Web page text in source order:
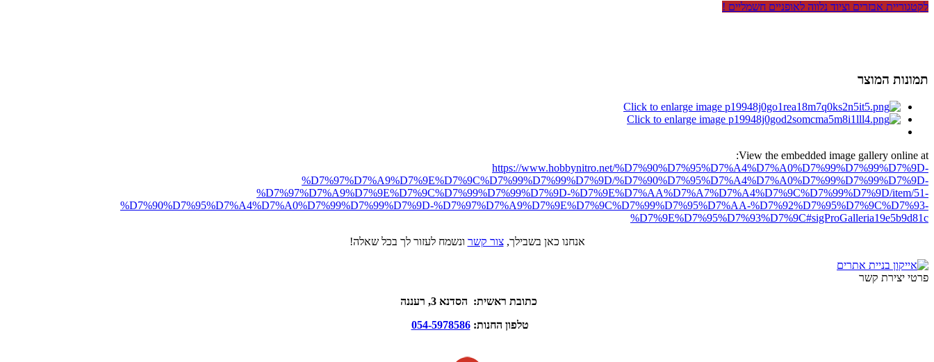
לקטגוריית אבזרים וציוד נלווה לאופניים חשמליים !
תמונות המוצר
View the embedded image gallery online at:
https://www.hobbynitro.net/%D7%90%D7%95%D7%A4%D7%A0%D7%99%D7%99%D7%9D-
%D7%97%D7%A9%D7%9E%D7%9C%D7%99%D7%99%D7%9D/%D7%90%D7%95%D7%A4%D7%A0%D7%99%D7%99%D7%9D-
%D7%97%D7%A9%D7%9E%D7%9C%D7%99%D7%99%D7%9D-%D7%9E%D7%AA%D7%A7%D7%A4%D7%9C%D7%99%D7%9D/item/51-
%D7%90%D7%95%D7%A4%D7%A0%D7%99%D7%99%D7%9D-%D7%97%D7%A9%D7%9E%D7%9C%D7%99%D7%95%D7%AA-%D7%92%D7%95%D7%9C%D7%93-
%D7%9E%D7%95%D7%93%D7%9C#sigProGalleria19e5b9d81c
אנחנו כאן בשבילך,צור קשר ונשמח לעזור לך בכל שאלה!
פרטי יצירת קשר
כתובת ראשית: הסדנא 3, רעננה
טלפון החנות:054-5978586